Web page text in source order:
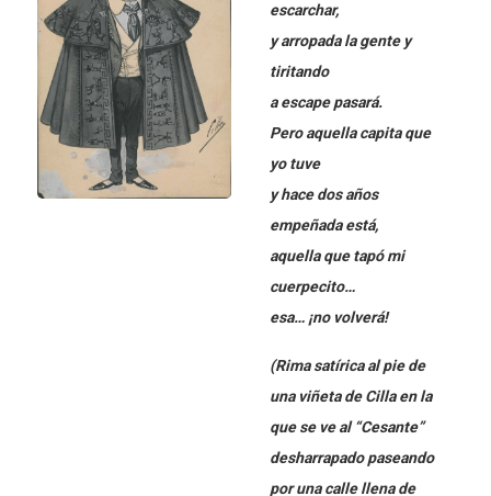
escarchar,
y arropada la gente y
tiritando
a escape pasará.
Pero aquella capita que
yo tuve
y hace dos años
empeñada está,
aquella que tapó mi
cuerpecito…
esa… ¡no volverá!
(Rima satírica al pie de
una viñeta de Cilla en la
que se ve al “Cesante”
desharrapado paseando
por una calle llena de